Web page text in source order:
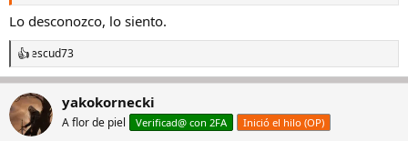
Ver el archivos adjunto 3506382
Ver el archivos adjunto 3506383
Lo desconozco, lo siento.
R
e
c
c
i
escud73
yakokornecki
A flor de piel Verificad@ con 2FA Inició el hilo (OP)